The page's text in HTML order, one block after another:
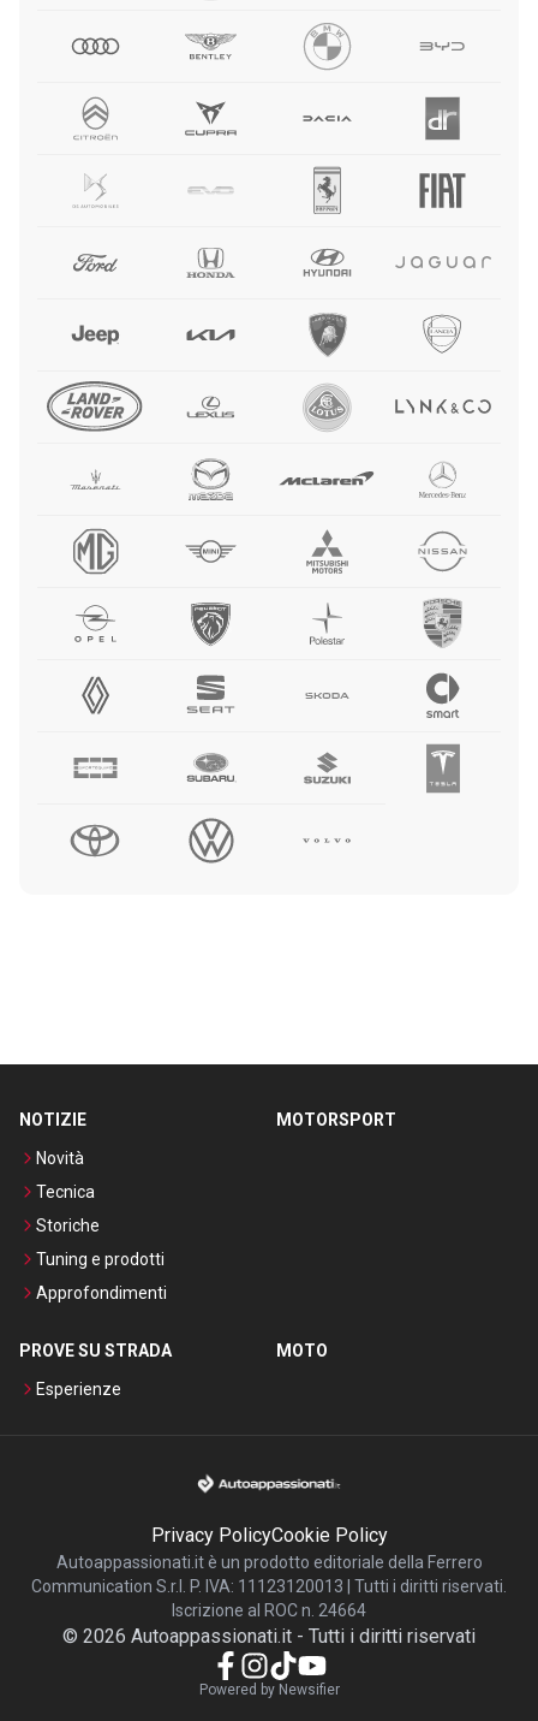
NOTIZIE
Novità
Tecnica
Storiche
Tuning e prodotti
Approfondimenti
MOTORSPORT
PROVE SU STRADA
Esperienze
MOTO
Privacy PolicyCookie Policy
Autoappassionati.it è un prodotto editoriale della Ferrero
Communication S.r.l. P. IVA: 11123120013 | Tutti i diritti riservati.
Iscrizione al ROC n. 24664
© 2026 Autoappassionati.it - Tutti i diritti riservati
Powered by Newsifier